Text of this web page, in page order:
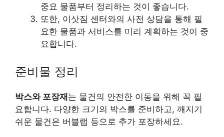
중요 물품부터 정리하는 것이 좋습니다.
또한, 이삿짐 센터와의 사전 상담을 통해 필
요한 물품과 서비스를 미리 계획하는 것이 중
요합니다.
준비물 정리
박스와 포장재 는 물건의 안전한 이동을 위해 꼭 필
요합니다. 다양한 크기의 박스를 준비하고, 깨지기
쉬운 물건은 버블랩 등으로 추가 포장하세요.